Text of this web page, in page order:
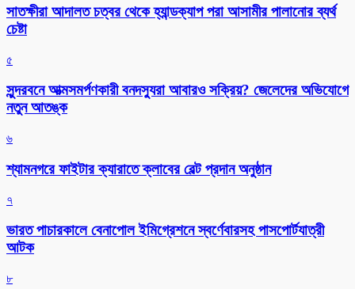
সাতক্ষীরা আদালত চত্বর থেকে হ্যান্ডক্যাপ পরা আসামীর পালানোর ব্যর্থ
চেষ্টা
৫
সুন্দরবনে আত্মসমর্পণকারী বনদস্যুরা আবারও সক্রিয়? জেলেদের অভিযোগে
নতুন আতঙ্ক
৬
শ্যামনগরে ফাইটার ক্যারাতে ক্লাবের বেল্ট প্রদান অনুষ্ঠান
৭
ভারত পাচারকালে বেনাপোল ইমিগ্রেশনে স্বর্ণেবারসহ পাসপোর্টযাত্রী
আটক
৮